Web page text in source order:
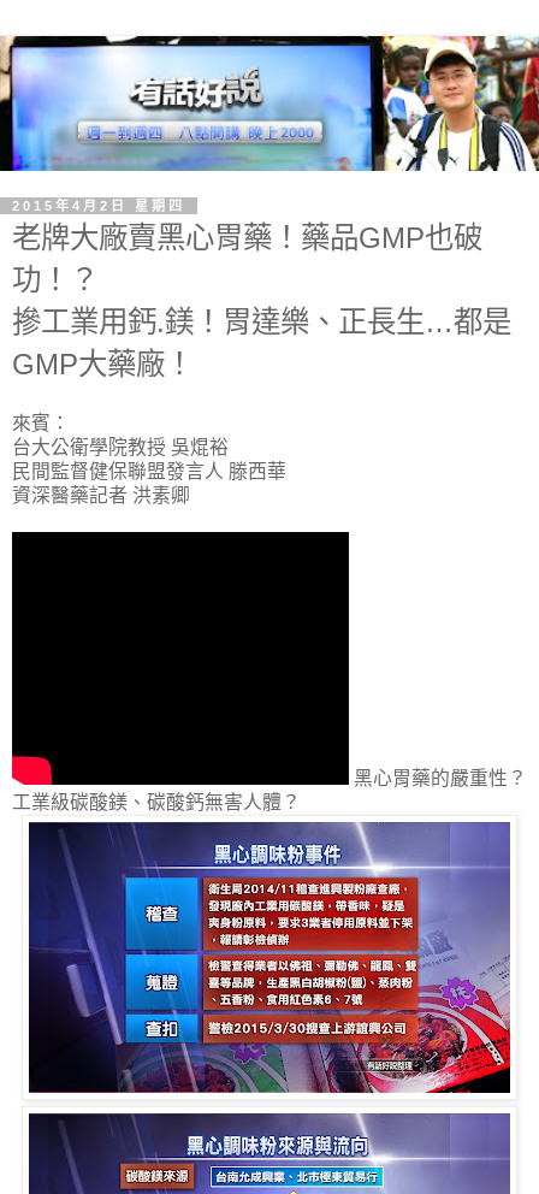
2015年4月2日 星期四
老牌大廠賣黑心胃藥！藥品GMP也破
功！？
摻工業用鈣.鎂！胃達樂、正長生…都是
GMP大藥廠！
來賓：
台大公衛學院教授 吳焜裕
民間監督健保聯盟發言人 滕西華
資深醫藥記者 洪素卿
黑心胃藥的嚴重性？
工業級碳酸鎂、碳酸鈣無害人體？